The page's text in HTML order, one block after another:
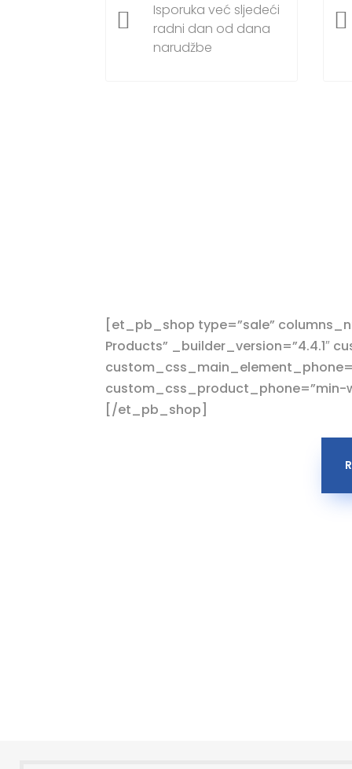

Isporuka već sljedeći
radni dan od dana
narudžbe

[et_pb_shop type=”sale”
Products” _builder_version=”4.4.1″
custom_css_product_phone=”min-
[/et_pb_shop]